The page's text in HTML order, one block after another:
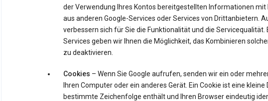
der Verwendung Ihres Kontos bereitgestellten Informationen
aus anderen Google-Services oder Services von Drittanbietern.
verbessern sich für Sie die Funktionalität und die
Services geben wir Ihnen die Möglichkeit, das Kombinieren
zu deaktivieren.
Cookies – Wenn Sie Google aufrufen, senden wir ein oder
Ihren Computer oder ein anderes Gerät. Ein Cookie ist eine kleine
bestimmte Zeichenfolge enthält und Ihren Browser eindeutig